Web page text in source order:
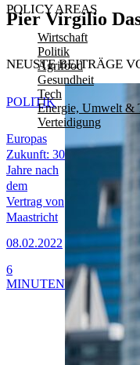
POLICY AREAS
Wirtschaft
Politik
Agrifood
Gesundheit
Tech
Energie, Umwelt &
Verteidigung
Pier Virgilio
NEUSTE BEITRÄGE
Europas
Zukunft: 30
Jahre nach
dem
Vertrag von
Maastricht
08.02.2022
POLITIK
6
MINUTEN